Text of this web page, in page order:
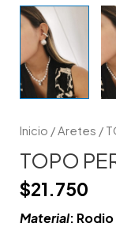
Inicio / Aretes /
TOPO
$21.750
Material: Rodio